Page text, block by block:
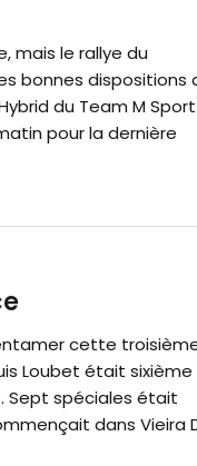
mais le rallye du
bonnes dispositions
du Team M Sport
pour la dernière
cette
Loubet était sixième
Sept spéciales était
dans Vieira